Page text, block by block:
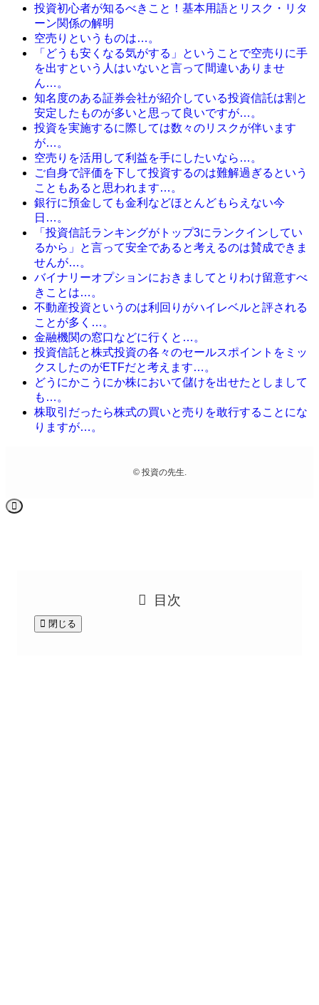
投資初心者が知るべきこと！基本用語とリスク・リタ
ーン関係の解明
空売りというものは…。
「どうも安くなる気がする」ということで空売りに手
を出すという人はいないと言って間違いありませ
ん…。
知名度のある証券会社が紹介している投資信託は割と
安定したものが多いと思って良いですが…。
投資を実施するに際しては数々のリスクが伴います
が…。
空売りを活用して利益を手にしたいなら…。
ご自身で評価を下して投資するのは難解過ぎるという
こともあると思われます…。
銀行に預金しても金利などほとんどもらえない今
日…。
「投資信託ランキングがトップ3にランクインしてい
るから」と言って安全であると考えるのは賛成できま
せんが…。
バイナリーオプションにおきましてとりわけ留意すべ
きことは…。
不動産投資というのは利回りがハイレベルと評される
ことが多く…。
金融機関の窓口などに行くと…。
投資信託と株式投資の各々のセールスポイントをミッ
クスしたのがETFだと考えます…。
どうにかこうにか株において儲けを出せたとしまして
も…。
株取引だったら株式の買いと売りを敢行することにな
りますが…。
©投資の先生.
目次
閉じる